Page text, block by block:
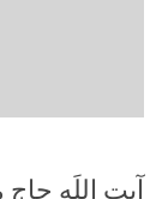
آیت اللَه حاج